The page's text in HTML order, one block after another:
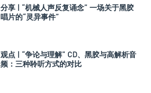
分享 | “机械人声反复诵念” 一场关于黑胶
唱片的“灵异事件”
观点 | “争论与理解” CD、黑胶与高解析音
频：三种聆听方式的对比